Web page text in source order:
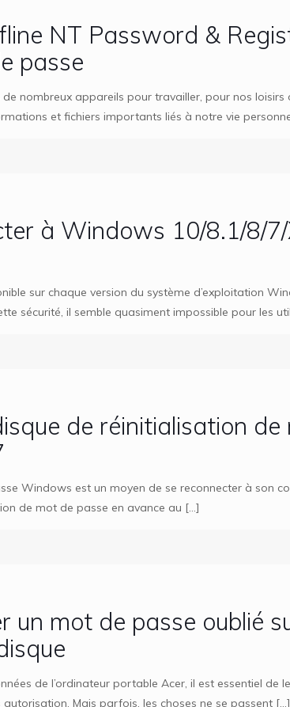
NT Password &
passe
nombreux appareils pour travailler, pour nos
et fichiers importants liés à notre vie
à Windows 10/8.1/8/
sur chaque version du système d’exploitation
sécurité, il semble quasiment impossible pour les
de réinitialisation
Windows est un moyen de se reconnecter à son
de mot de passe en avance au […]
un mot de passe oublié
de l’ordinateur portable Acer, il est essentiel de
Mais parfois, les choses ne se passent[…]